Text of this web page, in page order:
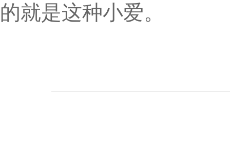
的就是这种小爱。